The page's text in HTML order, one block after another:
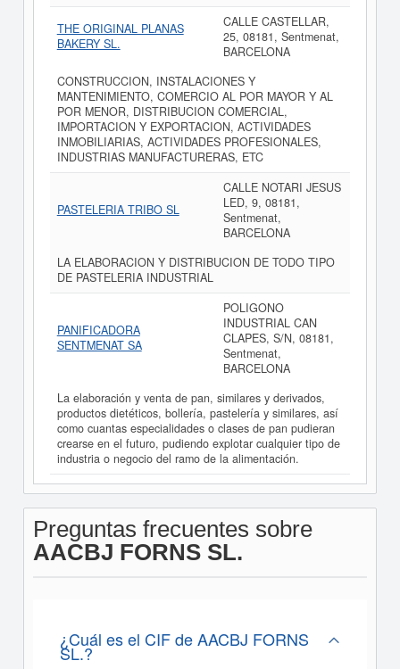
THE ORIGINAL PLANAS
BAKERY SL.
CALLE CASTELLAR,
25, 08181, Sentmenat,
BARCELONA
CONSTRUCCION, INSTALACIONES Y
MANTENIMIENTO, COMERCIO AL POR MAYOR Y AL
POR MENOR, DISTRIBUCION COMERCIAL,
IMPORTACION Y EXPORTACION, ACTIVIDADES
INMOBILIARIAS, ACTIVIDADES PROFESIONALES,
INDUSTRIAS MANUFACTURERAS, ETC
PASTELERIA TRIBO SL
CALLE NOTARI JESUS
LED, 9, 08181,
Sentmenat,
BARCELONA
LA ELABORACION Y DISTRIBUCION DE TODO TIPO
DE PASTELERIA INDUSTRIAL
PANIFICADORA
SENTMENAT SA
POLIGONO
INDUSTRIAL CAN
CLAPES, S/N, 08181,
Sentmenat,
BARCELONA
La elaboración y venta de pan, similares y derivados,
productos dietéticos, bollería, pastelería y similares, así
como cuantas especialidades o clases de pan pudieran
crearse en el futuro, pudiendo explotar cualquier tipo de
industria o negocio del ramo de la alimentación.
Preguntas frecuentes sobre
AACBJ FORNS SL.
¿Cuál es el CIF de AACBJ FORNS
SL.?